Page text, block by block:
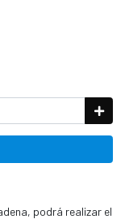
podrá realizar el